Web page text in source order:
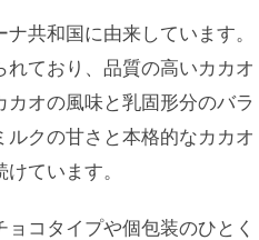
共和国に由来しています。
ており、品質の高いカカオ
オの風味と乳固形分のバラ
クの甘さと本格的なカカオ
ています。
コタイプや個包装のひとく